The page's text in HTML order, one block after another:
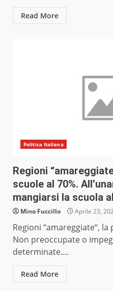
Read More
Politica Italiana
Regioni
scuole al 70%.
mangiarsi la scuola
Mino Fuccillo Aprile 23,
Regioni “amareggiate“,
Non preoccupate o
determinate....
Read More